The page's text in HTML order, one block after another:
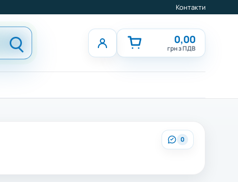
Контакти
0,00
грн з ПДВ
0